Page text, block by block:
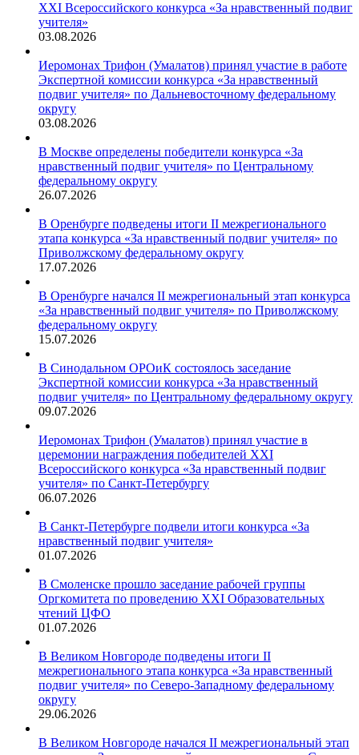
XXI Всероссийского конкурса «За нравственный подвиг
учителя»
03.08.2026
Иеромонах Трифон (Умалатов) принял участие в работе
Экспертной комиссии конкурса «За нравственный
подвиг учителя» по Дальневосточному федеральному
округу
03.08.2026
В Москве определены победители конкурса «За
нравственный подвиг учителя» по Центральному
федеральному округу
26.07.2026
В Оренбурге подведены итоги II межрегионального
этапа конкурса «За нравственный подвиг учителя» по
Приволжскому федеральному округу
17.07.2026
В Оренбурге начался II межрегиональный этап конкурса
«За нравственный подвиг учителя» по Приволжскому
федеральному округу
15.07.2026
В Синодальном ОРОиК состоялось заседание
Экспертной комиссии конкурса «За нравственный
подвиг учителя» по Центральному федеральному округу
09.07.2026
Иеромонах Трифон (Умалатов) принял участие в
церемонии награждения победителей XXI
Всероссийского конкурса «За нравственный подвиг
учителя» по Санкт-Петербургу
06.07.2026
В Санкт-Петербурге подвели итоги конкурса «За
нравственный подвиг учителя»
01.07.2026
В Смоленске прошло заседание рабочей группы
Оргкомитета по проведению XXI Образовательных
чтений ЦФО
01.07.2026
В Великом Новгороде подведены итоги II
межрегионального этапа конкурса «За нравственный
подвиг учителя» по Северо-Западному федеральному
округу
29.06.2026
В Великом Новгороде начался II межрегиональный этап